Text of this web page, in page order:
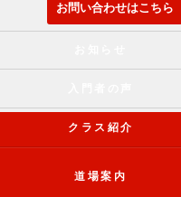
お問い合わせはこちら
クラス紹介
道場案内